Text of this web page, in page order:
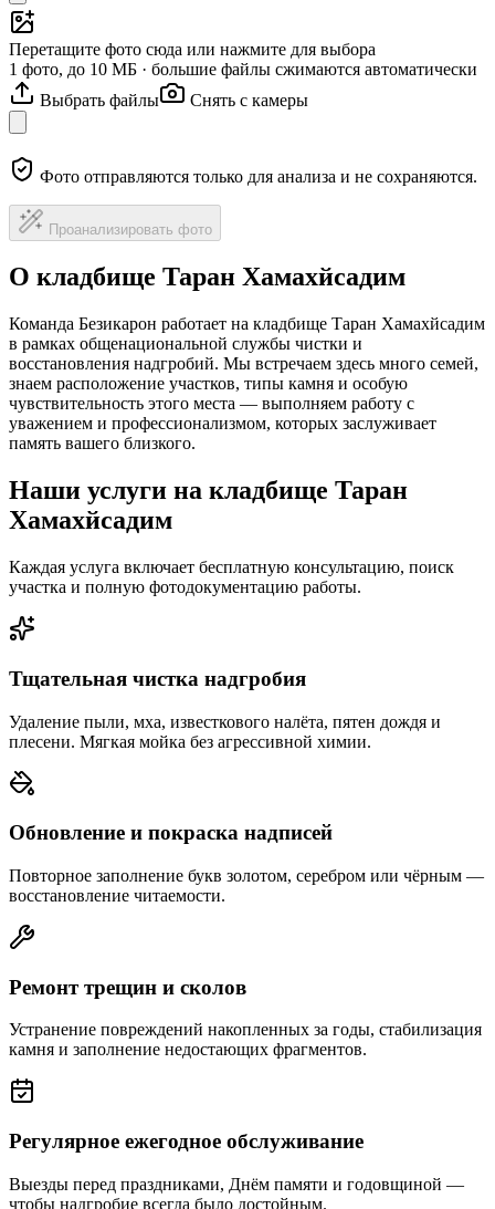
Перетащите фото сюда или нажмите для выбора
1 фото, до 10 МБ · большие файлы сжимаются автоматически
Выбрать файлы
Снять с камеры
Фото отправляются только для анализа и не сохраняются.
Проанализировать фото
О кладбище Таран Хамахйсадим
Команда Безикарон работает на кладбище Таран Хамахйсадим
в рамках общенациональной службы чистки и
восстановления надгробий. Мы встречаем здесь много семей,
знаем расположение участков, типы камня и особую
чувствительность этого места — выполняем работу с
уважением и профессионализмом, которых заслуживает
память вашего близкого.
Наши услуги на кладбище Таран
Хамахйсадим
Каждая услуга включает бесплатную консультацию, поиск
участка и полную фотодокументацию работы.
Тщательная чистка надгробия
Удаление пыли, мха, известкового налёта, пятен дождя и
плесени. Мягкая мойка без агрессивной химии.
Обновление и покраска надписей
Повторное заполнение букв золотом, серебром или чёрным —
восстановление читаемости.
Ремонт трещин и сколов
Устранение повреждений накопленных за годы, стабилизация
камня и заполнение недостающих фрагментов.
Регулярное ежегодное обслуживание
Выезды перед праздниками, Днём памяти и годовщиной —
чтобы надгробие всегда было достойным.